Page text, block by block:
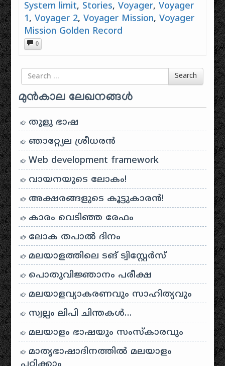
System limit, Stories,Voyager,Voyager
1,Voyager 2,Voyager Mission,Voyager
Mission Golden Record
0
Search for Search
മുൻകാല ലേഖനങ്ങൾ
തുളു ഭാഷ
ഞാറ്റ്യേല ശ്രീധരൻ
Web development framework
വായനയുടെ ലോകം!
അക്ഷരങ്ങളുടെ കൂട്ടുകാരൻ!
കാരം വെടിഞ്ഞ രേഫം
ലോക തപാൽ ദിനം
മലയാളത്തിലെ ടങ് ട്വിസ്റ്റേർസ്
പൊതുവിജ്ഞാനം പരീക്ഷ
മലയാളവ്യാകരണവും സാഹിത്യവും
സ്വല്പം ലിപി ചിന്തകൾ…
മലയാളം ഭാഷയും സംസ്കാരവും
മാതൃഭാഷാദിനത്തിൽ മലയാളം